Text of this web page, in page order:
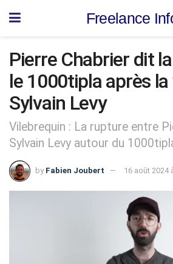
Freelance
Pierre Chabrier dit
le 1000tipla après
Sylvain Levy
Vilebrequin : La rupture entre
Sylvain Levy autour du
by Fabien Joubert 16 août 2024